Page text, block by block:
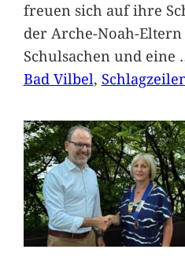
freuen sich auf ihre
der Arche-Noah-
Schulsachen und eine
Bad Vilbel,